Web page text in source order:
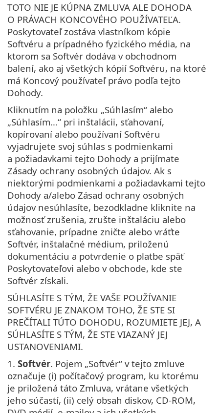
TOTO NIE JE KÚPNA ZMLUVA ALE DOHODA
O PRÁVACH KONCOVÉHO POUŽÍVATEĽA.
Poskytovateľ zostáva vlastníkom kópie
Softvéru a prípadného fyzického média, na
ktorom sa Softvér dodáva v obchodnom
balení, ako aj všetkých kópií Softvéru, na ktoré
má Koncový používateľ právo podľa tejto
Dohody.
Kliknutím na položku „Súhlasím“ alebo
„Súhlasím…“ pri inštalácii, sťahovaní,
kopírovaní alebo používaní Softvéru
vyjadrujete svoj súhlas s podmienkami
a požiadavkami tejto Dohody a prijímate
Zásady ochrany osobných údajov. Ak s
niektorými podmienkami a požiadavkami tejto
Dohody a/alebo Zásad ochrany osobných
údajov nesúhlasíte, bezodkladne kliknite na
možnosť zrušenia, zrušte inštaláciu alebo
sťahovanie, prípadne zničte alebo vráťte
Softvér, inštalačné médium, priloženú
dokumentáciu a potvrdenie o platbe späť
Poskytovateľovi alebo v obchode, kde ste
Softvér získali.
SÚHLASÍTE S TÝM, ŽE VAŠE POUŽÍVANIE
SOFTVÉRU JE ZNAKOM TOHO, ŽE STE SI
PREČÍTALI TÚTO DOHODU, ROZUMIETE JEJ, A
SÚHLASÍTE S TÝM, ŽE STE VIAZANÝ JEJ
USTANOVENIAMI.
1. Softvér. Pojem „Softvér“ v tejto zmluve
označuje (i) počítačový program, ku ktorému
je priložená táto Zmluva, vrátane všetkých
jeho súčastí, (ii) celý obsah diskov, CD-ROM,